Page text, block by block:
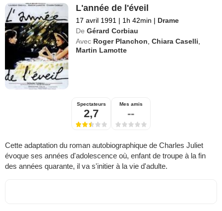
L'année de l'éveil
17 avril 1991 | 1h 42min | Drame
De Gérard Corbiau
Avec Roger Planchon ,Chiara Caselli
Martin Lamotte
Spectateurs
2,7
Mes amis
--
Cette adaptation du roman autobiographique de Charles Juliet
évoque ses années d'adolescence où, enfant de troupe à la fin
des années quarante, il va s'initier à la vie d'adulte.